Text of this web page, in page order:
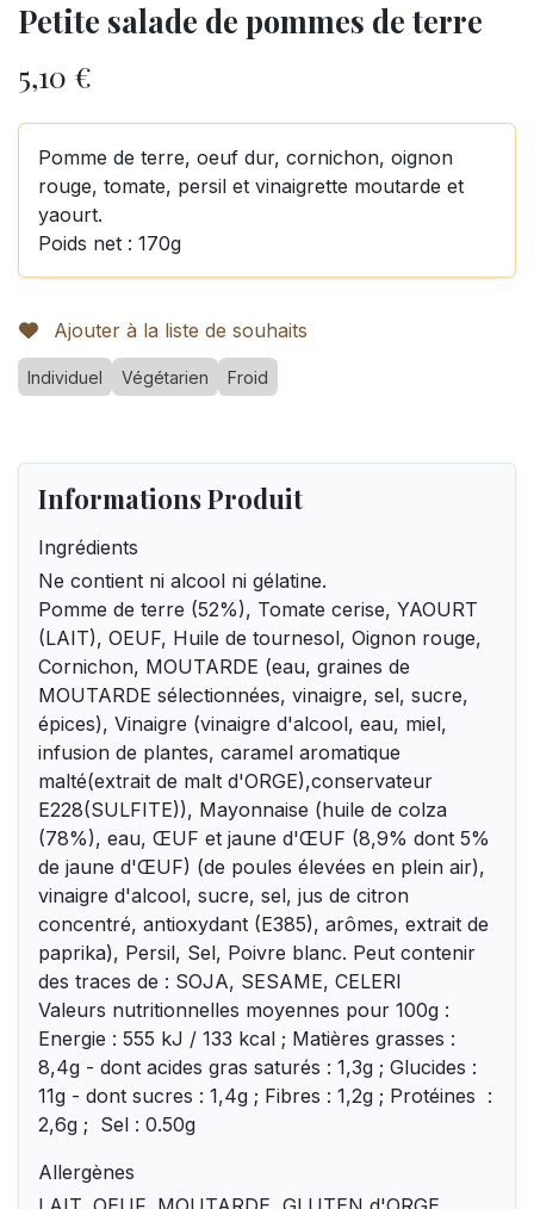
Petite salade de pommes de terre
5,10 €
Pomme de terre, oeuf dur, cornichon, oignon
rouge, tomate, persil et vinaigrette moutarde et
yaourt.
Poids net : 170g
Ajouter à la liste de souhaits
Individuel Végétarien Froid
Informations Produit
Ingrédients
Ne contient ni alcool ni gélatine.
Pomme de terre (52%), Tomate cerise, YAOURT
(LAIT), OEUF, Huile de tournesol, Oignon rouge,
Cornichon, MOUTARDE (eau, graines de
MOUTARDE sélectionnées, vinaigre, sel, sucre,
épices), Vinaigre (vinaigre d'alcool, eau, miel,
infusion de plantes, caramel aromatique
malté(extrait de malt d'ORGE),conservateur
E228(SULFITE)), Mayonnaise (huile de colza
(78%), eau, ŒUF et jaune d'ŒUF (8,9% dont 5%
de jaune d'ŒUF) (de poules élevées en plein air),
vinaigre d'alcool, sucre, sel, jus de citron
concentré, antioxydant (E385), arômes, extrait de
paprika), Persil, Sel, Poivre blanc. Peut contenir
des traces de : SOJA, SESAME, CELERI
Valeurs nutritionnelles moyennes pour 100g :
Energie : 555 kJ / 133 kcal ; Matières grasses :
8,4g - dont acides gras saturés : 1,3g ; Glucides :
11g - dont sucres : 1,4g ; Fibres : 1,2g ; Protéines :
2,6g ; Sel : 0.50g
Allergènes